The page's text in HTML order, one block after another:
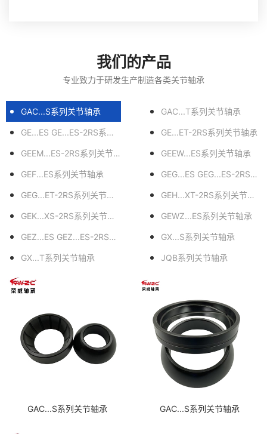
我们的产品
专业致力于研发生产制造各类关节轴承
GAC...S系列关节轴承 GAC...T系列关节轴承
GE...ES GE...ES-2RS系列关节轴承 GE...ET-2RS系列关节轴承
GEEM...ES-2RS系列关节轴承 GEEW...ES系列关节轴承
GEF...ES系列关节轴承 GEG...ES GEG...ES-2RS系列关节轴承
GEG...ET-2RS系列关节轴承 GEH...XT-2RS系列关节轴承
GEK...XS-2RS系列关节轴承 GEWZ...ES系列关节轴承
GEZ...ES GEZ...ES-2RS系列关节轴承 GX...S系列关节轴承
GX...T系列关节轴承 JQB系列关节轴承
GAC...S系列关节轴承 GAC...S系列关节轴承